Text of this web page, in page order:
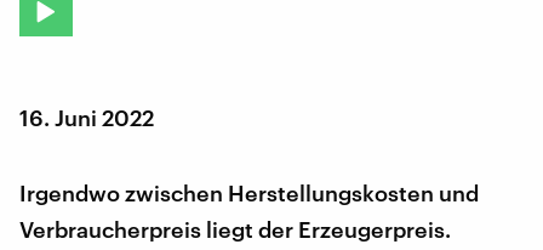
16. Juni 2022
Irgendwo zwischen Herstellungskosten und
Verbraucherpreis liegt der Erzeugerpreis.